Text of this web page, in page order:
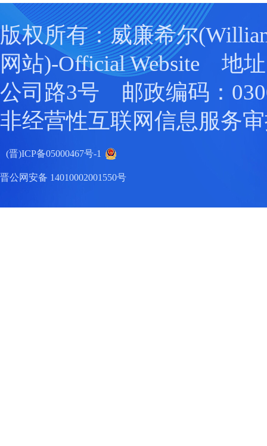
版权所有：威廉希尔
网站)-Official Website 地
公司路3号 邮政编码：
非经营性互联网信息服务
(晋)ICP备05000467号-1
晋公网安备 14010002001550号